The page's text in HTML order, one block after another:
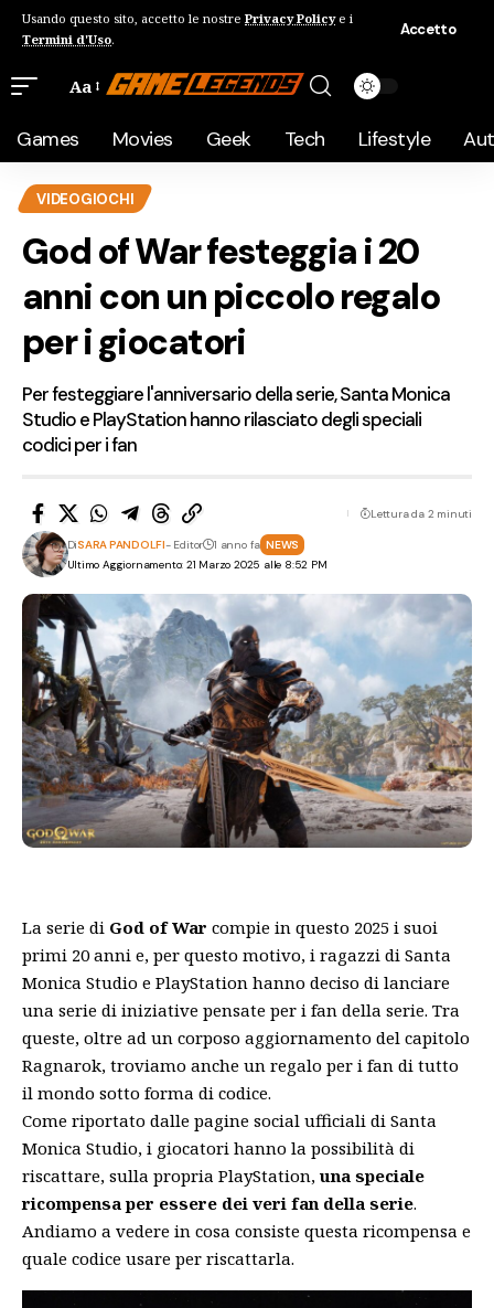
Usando questo sito, accetto le nostre Privacy Policye i
Termini d'Uso.
Accetto
Aa
Games Movies Geek Tech Lifestyle
VIDEOGIOCHI
God of War festeggia i 20
anni con un piccolo regalo
per i giocatori
Per festeggiare l'anniversario della serie, Santa Monica
Studio e PlayStation hanno rilasciato degli speciali
codici per i fan
Ultimo Aggiornamento: 21 Marzo 2025 alle 8:52 PM
DiSARA PANDOLFI- Editor 1 anno fa NEWS
Lettura da 2 minuti
La serie di God of War compie in questo 2025 i suoi
primi 20 anni e, per questo motivo, i ragazzi di Santa
Monica Studio e PlayStation hanno deciso di lanciare
una serie di iniziative pensate per i fan della serie. Tra
queste, oltre ad un corposo aggiornamento del capitolo
Ragnarok, troviamo anche un regalo per i fan di tutto
il mondo sotto forma di codice.
Come riportato dalle pagine social ufficiali di Santa
Monica Studio, i giocatori hanno la possibilità di
riscattare, sulla propria PlayStation, una speciale
ricompensa per essere dei veri fan della serie.
Andiamo a vedere in cosa consiste questa ricompensa e
quale codice usare per riscattarla.